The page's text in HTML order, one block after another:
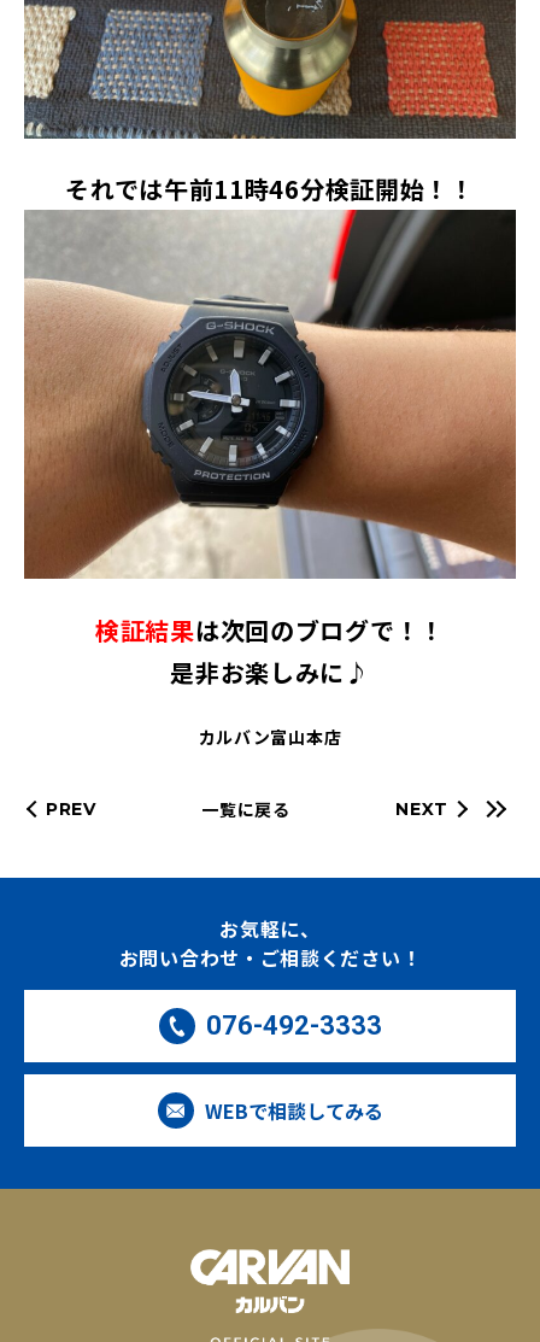
それでは午前11時46分検証開始！！
検証結果は次回のブログで！！
是非お楽しみに♪
カルバン富山本店
PREV 一覧に戻る NEXT
お気軽に、
お問い合わせ・ご相談ください！
076-492-3333
WEBで相談してみる